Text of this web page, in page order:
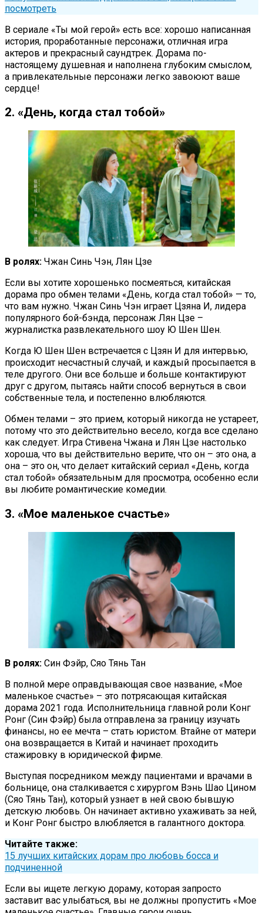
посмотреть
В сериале «Ты мой герой» есть все: хорошо написанная
история, проработанные персонажи, отличная игра
актеров и прекрасный саундтрек. Дорама по-
настоящему душевная и наполнена глубоким смыслом,
а привлекательные персонажи легко завоюют ваше
сердце!
2. «День, когда стал тобой»
В ролях: Чжан Синь Чэн, Лян Цзе
Если вы хотите хорошенько посмеяться, китайская
дорама про обмен телами «День, когда стал тобой» — то,
что вам нужно. Чжан Синь Чэн играет Цзяна И, лидера
популярного бой-бэнда, персонаж Лян Цзе –
журналистка развлекательного шоу Ю Шен Шен.
Когда Ю Шен Шен встречается с Цзян И для интервью,
происходит несчастный случай, и каждый просыпается в
теле другого. Они все больше и больше контактируют
друг с другом, пытаясь найти способ вернуться в свои
собственные тела, и постепенно влюбляются.
Обмен телами – это прием, который никогда не устареет,
потому что это действительно весело, когда все сделано
как следует. Игра Стивена Чжана и Лян Цзе настолько
хороша, что вы действительно верите, что он – это она, а
она – это он, что делает китайский сериал «День, когда
стал тобой» обязательным для просмотра, особенно если
вы любите романтические комедии.
3. «Мое маленькое счастье»
В ролях: Син Фэйр, Сяо Тянь Тан
В полной мере оправдывающая свое название, «Мое
маленькое счастье» – это потрясающая китайская
дорама 2021 года. Исполнительница главной роли Конг
Ронг (Син Фэйр) была отправлена за границу изучать
финансы, но ее мечта – стать юристом. Втайне от матери
она возвращается в Китай и начинает проходить
стажировку в юридической фирме.
Выступая посредником между пациентами и врачами в
больнице, она сталкивается с хирургом Вэнь Шао Цином
(Сяо Тянь Тан), который узнает в ней свою бывшую
детскую любовь. Он начинает активно ухаживать за ней,
и Конг Ронг быстро влюбляется в галантного доктора.
Читайте также:
15 лучших китайских дорам про любовь босса и
подчиненной
Если вы ищете легкую дораму, которая запросто
заставит вас улыбаться, вы не должны пропустить «Мое